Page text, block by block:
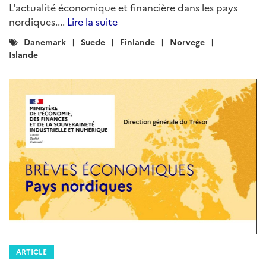
L'actualité économique et financière dans les pays
nordiques.... Lire la suite
Catégories
:
Danemark Suede Finlande
Norvege
Islande
ARTICLE